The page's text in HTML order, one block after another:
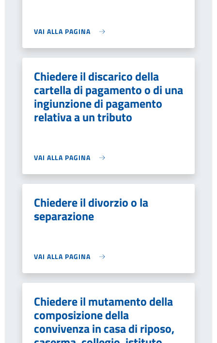
VAI ALLA PAGINA
Chiedere il discarico della
cartella di pagamento o di una
ingiunzione di pagamento
relativa a un tributo
VAI ALLA PAGINA
Chiedere il divorzio o la
separazione
VAI ALLA PAGINA
Chiedere il mutamento della
composizione della
convivenza in casa di riposo,